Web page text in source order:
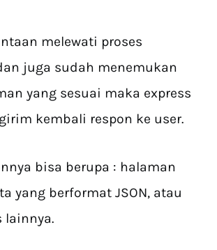
melewati proses
juga sudah menemukan
yang sesuai maka express
kembali respon ke user.
bisa berupa : halaman
yang berformat JSON, atau
lainnya.